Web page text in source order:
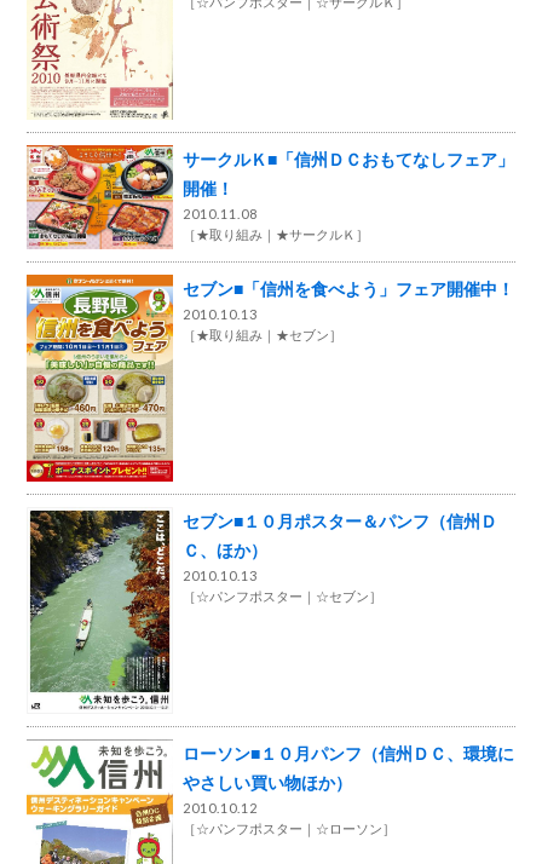
サークルＫ■「信州ＤＣおもてなしフェア」
開催！
2010.11.08
［★取り組み ★サークルＫ ］
セブン■「信州を食べよう」フェア開催中！
2010.10.13
［★取り組み ★セブン］
セブン■１０月ポスター＆パンフ（信州Ｄ
Ｃ、ほか）
2010.10.13
［☆パンフポスター ☆セブン］
ローソン■１０月パンフ（信州ＤＣ、環境に
やさしい買い物ほか）
2010.10.12
［☆パンフポスター ☆ローソン］